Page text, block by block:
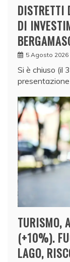
DISTRETTI
DI
5 Agosto 2026
Si è chiuso (il
presentazione
TURISMO,
(+10%).
LAGO,